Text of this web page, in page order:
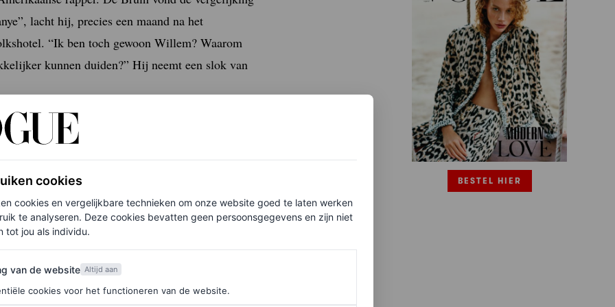
lacht hij, precies een maand na het
“Ik ben toch gewoon Willem? Waarom
kunnen duiden?” Hij neemt een slok van
door velen als muzikaal genie wordt gezien –
Bruins album vonden.
het rapduo dat hij samen met Twan van
Opposites-hits als
BESTEL HIER
cookies
cookies en vergelijkbare technieken om onze website goed te laten werken
te analyseren. Deze cookies bevatten geen persoonsgegevens en zijn niet
tot jou als individu.
de website
van de website Altijd aan
cookies voor het functioneren van de website.